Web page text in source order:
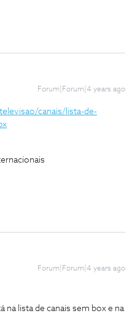
Forum|Forum|4 years ago
canais/lista-de-
Forum|Forum|4 years ago
na lista de canais sem box e na